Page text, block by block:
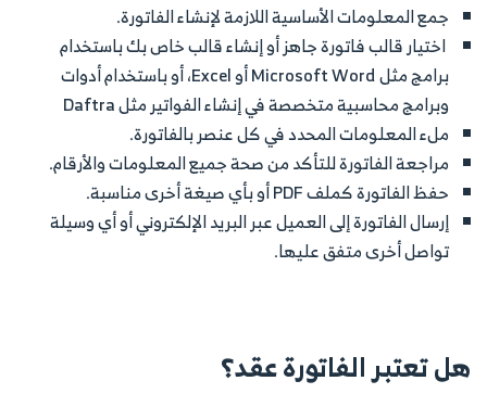
جمع المعلومات الأساسية اللازمة لإنشاء الفاتورة.
اختيار قالب فاتورة جاهز أو إنشاء قالب خاص بك باستخدام
برامج مثل Microsoft Word أو Excel، أو باستخدام أدوات
وبرامج محاسبية متخصصة في إنشاء الفواتير مثل Daftra
ملء المعلومات المحدد في كل عنصر بالفاتورة.
مراجعة الفاتورة للتأكد من صحة جميع المعلومات والأرقام.
حفظ الفاتورة كملف PDF أو بأي صيغة أخرى مناسبة.
إرسال الفاتورة إلى العميل عبر البريد الإلكتروني أو أي وسيلة
تواصل أخرى متفق عليها.
هل تعتبر الفاتورة عقد؟